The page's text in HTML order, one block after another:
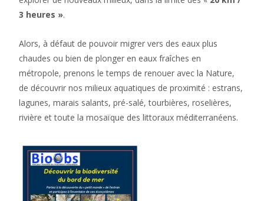
3 heures ».
Alors, à défaut de pouvoir migrer vers des eaux plus
chaudes ou bien de plonger en eaux fraîches en
métropole, prenons le temps de renouer avec la Nature,
de découvrir nos milieux aquatiques de proximité : estrans,
lagunes, marais salants, pré-salé, tourbières, roselières,
rivière et toute la mosaïque des littoraux méditerranéens.